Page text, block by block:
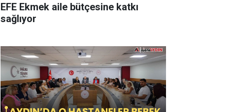
EFE Ekmek aile bütçesine katkı
sağlıyor